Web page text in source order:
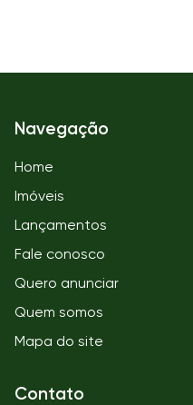
Navegação
Home
Imóveis
Lançamentos
Fale conosco
Quero anunciar
Quem somos
Mapa do site
Contato